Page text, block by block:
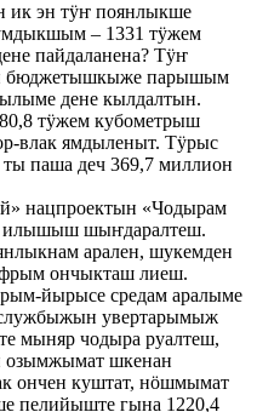
ик эн тӱҥ поянлыкше
– 1331 тӱжем
пайдаланена? Тӱҥ
бюджетышкыже парышым
дене кылдалтын.
тӱжем кубометрыш
влак ямдыленыт. Тӱрыс
паша деч 369,7 миллион
нацпроектын «Чодырам
илышыш шыҥдаралтеш.
арален, шукемден
ончыкташ лиеш.
йырысе средам аралыме
увертарымыж
мыняр чодыра руалтеш,
озымжымат шкенан
ончен куштат, нӧшмымат
пелийыште гына 1220,4